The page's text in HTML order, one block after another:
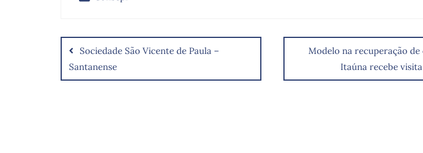
Sociedade São Vicente de Paula –
Santanense
Modelo na recuperação de
Itaúna recebe